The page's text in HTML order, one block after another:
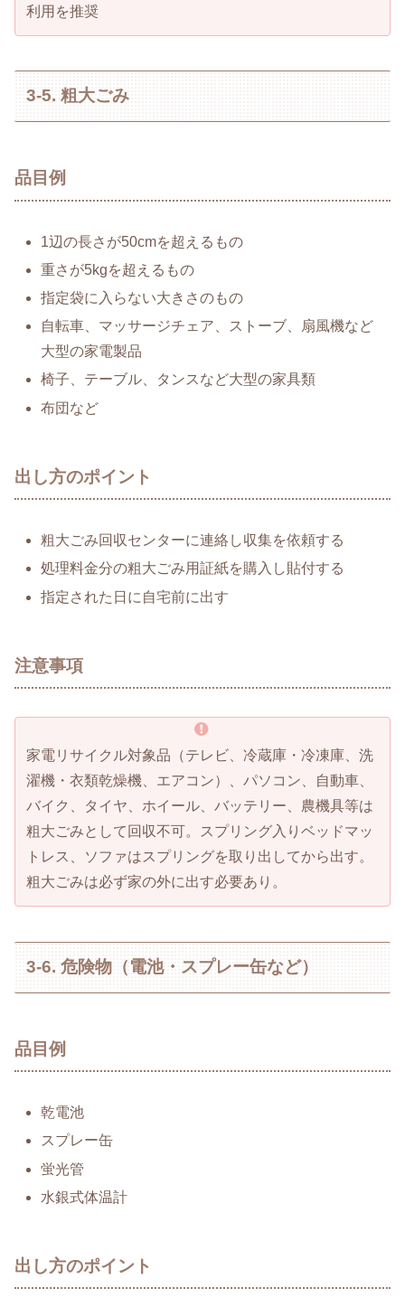
利用を推奨
3-5. 粗大ごみ
品目例
1辺の長さが50cmを超えるもの
重さが5kgを超えるもの
指定袋に入らない大きさのもの
自転車、マッサージチェア、ストーブ、扇風機など
大型の家電製品
椅子、テーブル、タンスなど大型の家具類
布団など
出し方のポイント
粗大ごみ回収センターに連絡し収集を依頼する
処理料金分の粗大ごみ用証紙を購入し貼付する
指定された日に自宅前に出す
注意事項
家電リサイクル対象品（テレビ、冷蔵庫・冷凍庫、洗
濯機・衣類乾燥機、エアコン）、パソコン、自動車、
バイク、タイヤ、ホイール、バッテリー、農機具等は
粗大ごみとして回収不可。スプリング入りベッドマッ
トレス、ソファはスプリングを取り出してから出す。
粗大ごみは必ず家の外に出す必要あり。
3-6. 危険物（電池・スプレー缶など）
品目例
乾電池
スプレー缶
蛍光管
水銀式体温計
出し方のポイント